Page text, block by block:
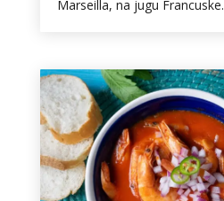
Marseilla, na jugu Francuske.